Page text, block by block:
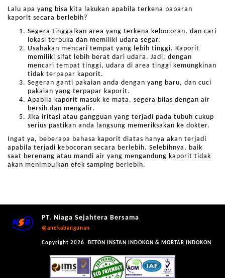
Lalu apa yang bisa kita lakukan apabila terkena paparan
kaporit secara berlebih?
Segera tinggalkan area yang terkena kebocoran, dan cari
lokasi terbuka dan memiliki udara segar.
Usahakan mencari tempat yang lebih tinggi. Kaporit
memiliki sifat lebih berat dari udara. Jadi, dengan
mencari tempat tinggi, udara di area tinggi kemungkinan
tidak terpapar kaporit.
Segeran ganti pakaian anda dengan yang baru, dan cuci
pakaian yang terpapar kaporit.
Apabila kaporit masuk ke mata, segera bilas dengan air
bersih dan mengalir.
Jika iritasi atau gangguan yang terjadi pada tubuh cukup
serius pastikan anda langsung memeriksakan ke dokter.
Ingat ya, beberapa bahasa kaporit diatas hanya akan terjadi
apabila terjadi kebocoran secara berlebih. Selebihnya, baik
saat berenang atau mandi air yang mengandung kaporit tidak
akan menimbulkan efek samping berlebih.
PT. Niaga Sejahtera Bersama
@anekabangunan
Copyright 2026. BETON INSTAN INDOKON & MORTAR INDOKON